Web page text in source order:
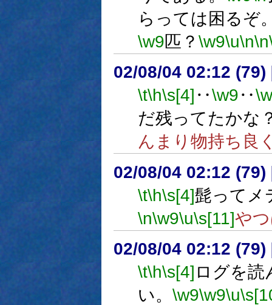
らっては困るぞ
\w9匹？ \w9\u\n\n
02/08/04 02:12 (79)
\t\h\s[4] ‥\w9‥
だ残ってたかな
んまり物持ち良
02/08/04 02:12 (79)
\t\h\s[4]髭ってメ
\n\w9\u\s[11]や
02/08/04 02:12 (79)
\t\h\s[4] ログを読
い。 \w9\w9\u